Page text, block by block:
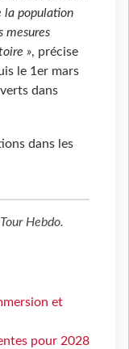
la population
mesures
», précise
le 1er mars
dans
dans les
Tour Hebdo.
et
pour 2028